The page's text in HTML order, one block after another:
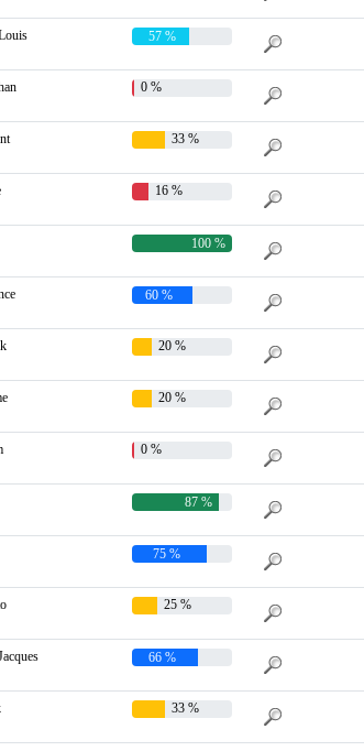
57 %
0 %
33 %
16 %
100 %
60 %
20 %
20 %
0 %
87 %
75 %
25 %
66 %
33 %